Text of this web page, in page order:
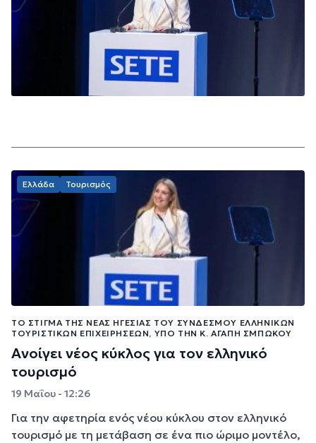
Ελλάδα Τουρισμός
ΤΟ ΣΤΊΓΜΑ ΤΗΣ ΝΈΑΣ ΗΓΕΣΊΑΣ ΤΟΥ ΣΥΝΔΈΣΜΟΥ ΕΛΛΗΝΙΚΏΝ
ΤΟΥΡΙΣΤΙΚΏΝ ΕΠΙΧΕΙΡΉΣΕΩΝ, ΥΠΌ ΤΗΝ Κ. ΑΓΆΠΗ ΣΜΠΏΚΟΥ
Ανοίγει νέος κύκλος για τον ελληνικό
τουρισμό
19 Μαΐου - 12:26
Για την αφετηρία ενός νέου κύκλου στον ελληνικό
τουρισμό με τη μετάβαση σε ένα πιο ώριμο μοντέλο,